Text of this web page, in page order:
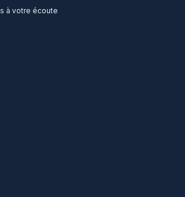
à votre écoute